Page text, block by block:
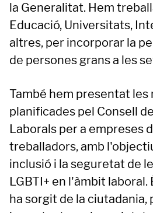
la Generalitat. Hem
Educació, Universitats,
altres, per incorporar la
de persones grans a les
També hem presentat les
planificades pel Consell
Laborals per a empreses
treballadors, amb
inclusió i la seguretat de
LGBTI+ en l'àmbit laboral.
ha sorgit de la ciutadania,